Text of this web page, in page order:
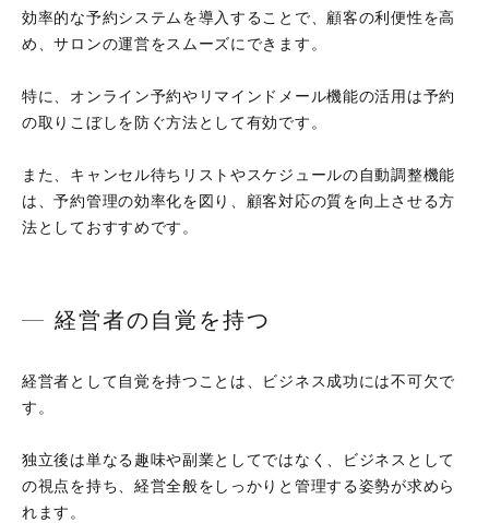
効率的な予約システムを導入することで、顧客の利便性を高
め、サロンの運営をスムーズにできます。
特に、オンライン予約やリマインドメール機能の活用は予約
の取りこぼしを防ぐ方法として有効です。
また、キャンセル待ちリストやスケジュールの自動調整機能
は、予約管理の効率化を図り、顧客対応の質を向上させる方
法としておすすめです。
経営者の自覚を持つ
経営者として自覚を持つことは、ビジネス成功には不可欠で
す。
独立後は単なる趣味や副業としてではなく、ビジネスとして
の視点を持ち、経営全般をしっかりと管理する姿勢が求めら
れます。